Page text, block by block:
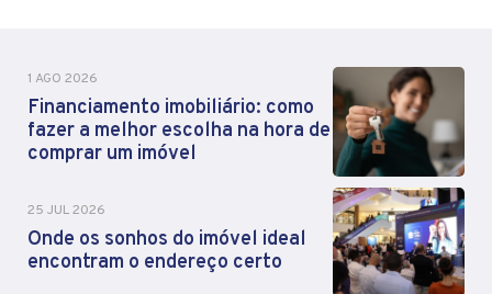
1 AGO 2026
Financiamento imobiliário: como
fazer a melhor escolha na hora de
comprar um imóvel
25 JUL 2026
Onde os sonhos do imóvel ideal
encontram o endereço certo